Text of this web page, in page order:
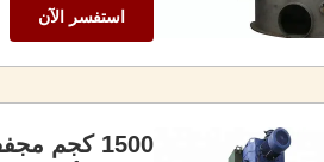
استفسر الآن